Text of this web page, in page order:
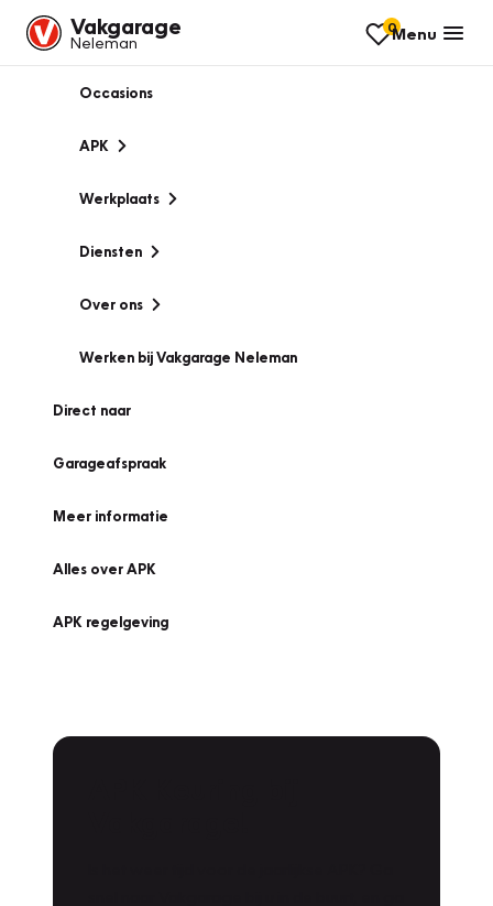
Vakgarage
Neleman
0Menu
Occasions
APK
Werkplaats
Diensten
Over ons
Werken bij Vakgarage Neleman
Direct naar
Garageafspraak
Meer informatie
Alles over APK
APK regelgeving